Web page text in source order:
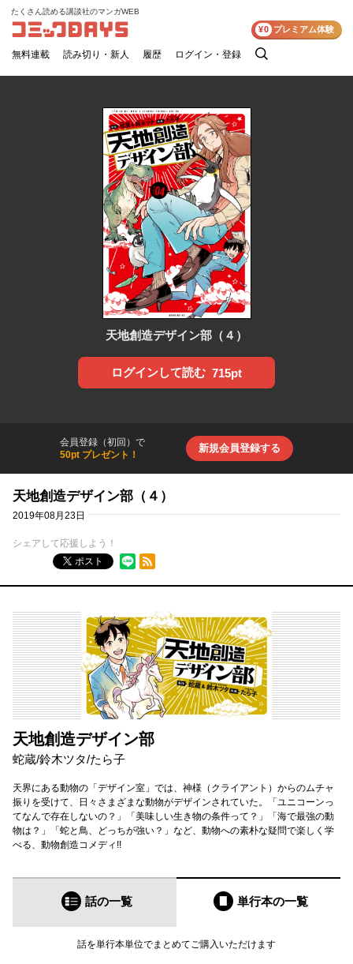
コミックDAYS
たくさん読める講談社のマンガWEB
無料連載 読み切り・新人 履歴 ログイン・登録
検
¥0 プレミアム体験
天地創造デザイン部（４）
ログインして読む 715pt
会員登録（初回）で
50pt プレゼント！
新規会員登録する
天地創造デザイン部（４）
2019年08月23日
シェアして応援しよう！
ポスト
RSSフィード
天地創造デザイン部
蛇蔵/鈴木ツタ/たら子
天界にある動物の「デザイン室」では、神様（クライアント）からのムチャ
振りを受けて、日々さまざまな動物がデザインされていた。「ユニコーンっ
てなんで存在しないの？」「美味しい生き物の条件って？」「海で最強の動
物は？」「蛇と鳥、どっちが強い？」など、動物への素朴な疑問で楽しく学
べる、動物創造コメディ!!
話の一覧 単行本の一覧
話を単行本単位でまとめてご購入いただけます